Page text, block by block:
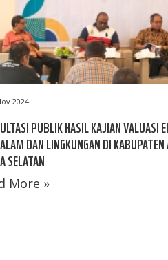
2024
PUBLIK HASIL KAJIAN VALUASI
DAN LINGKUNGAN DI
SELATAN
More »